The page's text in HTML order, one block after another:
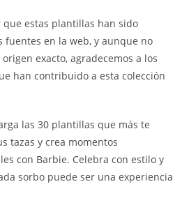
estas plantillas han sido
fuentes en la web, y aunque no
exacto, agradecemos a los
han contribuido a esta colección
las 30 plantillas que más te
tazas y crea momentos
con Barbie. Celebra con estilo y
sorbo puede ser una experiencia